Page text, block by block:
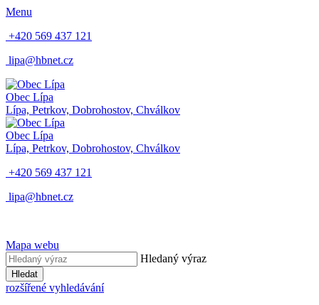
Menu
+420 569 437 121
lipa@hbnet.cz
Obec Lípa
Lípa, Petrkov, Dobrohostov, Chválkov
Obec Lípa
Lípa, Petrkov, Dobrohostov, Chválkov
+420 569 437 121
lipa@hbnet.cz
Mapa webu
Hledaný výraz
Hledat
rozšířené vyhledávání